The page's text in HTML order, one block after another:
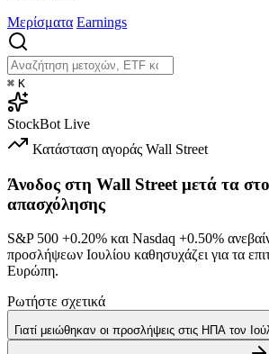
Μερίσματα Earnings
⌘ K
StockBot Live
Κατάσταση αγοράς Wall Street
Άνοδος στη Wall Street μετά τα
απασχόλησης
S&P 500 +0.20% και Nasdaq +0.50%
προσλήψεων Ιουλίου καθησυχάζει για τα
Ευρώπη.
Ρωτήστε σχετικά
Γιατί μειώθηκαν οι προσλήψεις στις ΗΠΑ τον